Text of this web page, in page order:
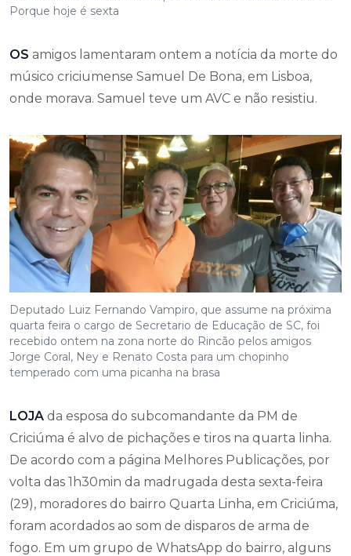
Porque hoje é sexta
OS amigos lamentaram ontem a notícia da morte do
músico criciumense Samuel De Bona, em Lisboa,
onde morava. Samuel teve um AVC e não resistiu.
Deputado Luiz Fernando Vampiro, que assume na próxima
quarta feira o cargo de Secretario de Educação de SC, foi
recebido ontem na zona norte do Rincão pelos amigos
Jorge Coral, Ney e Renato Costa para um chopinho
temperado com uma picanha na brasa
LOJA da esposa do subcomandante da PM de
Criciúma é alvo de pichações e tiros na quarta linha.
De acordo com a página Melhores Publicações, por
volta das 1h30min da madrugada desta sexta-feira
(29), moradores do bairro Quarta Linha, em Criciúma,
foram acordados ao som de disparos de arma de
fogo. Em um grupo de WhatsApp do bairro, alguns